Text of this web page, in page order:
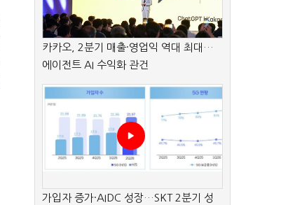
카카오, 2분기 매출·영업익 역대 최대…
에이전트 AI 수익화 관건
가입자 증가·AIDC 성장…SKT 2분기 성